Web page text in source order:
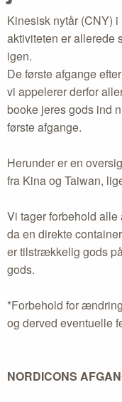
Kinesisk nytår (CNY)
aktiviteten er allerede
igen.
De første afgange
vi appelerer derfor
booke jeres gods ind
første afgange.
Herunder er en
fra Kina og Taiwan,
Vi tager forbehold alle
da en direkte
er tilstrækkelig gods
gods.
*Forbehold for
og derved eventuelle
NORDICONS